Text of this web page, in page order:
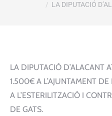
LA DIPUTACIÓ
LA DIPUTACIÓ D’ALACANT
1.500€ A L’AJUNTAMENT
A L’ESTERILITZACIÓ I
DE GATS.